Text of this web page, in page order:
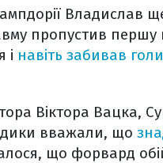
Владислав
пропустив
і навіть забивав голи
Віктора Вацка,
вважали, що
що форвард